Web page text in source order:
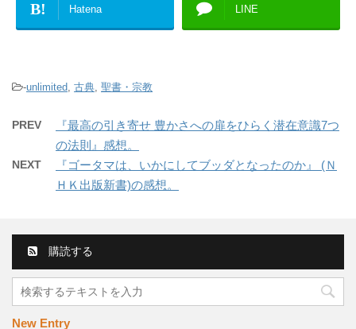
B! Hatena LINE
-unlimited, 古典, 聖書・宗教
PREV
『最高の引き寄せ 豊かさへの扉をひらく潜在意識7つ
の法則』感想。
NEXT
『ゴータマは、いかにしてブッダとなったのか』 (Ｎ
ＨＫ出版新書)の感想。
購読する
New Entry